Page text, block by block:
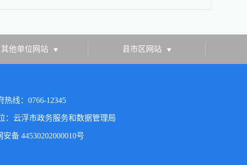
其他单位网站 县市区网站
热线：0766-12345
：云浮市政务服务和数据管理局
安备 44530202000010号